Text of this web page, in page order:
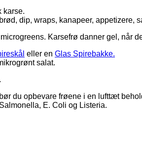
dip, wraps, kanapeer, appetizere,
Karsefrø danner gel, når
eller en Glas Spirebakke.
salat.
du opbevare frøene i en lufttæt
E. Coli og Listeria.